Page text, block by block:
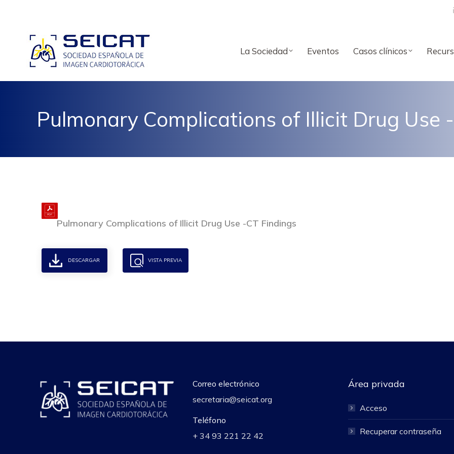
La Sociedad Eventos Casos clínicos
Pulmonary Complications of Illicit Drug Use
Pulmonary Complications of Illicit Drug Use -CT Findings
DESCARGAR VISTA PREVIA
Correo electrónico
secretaria@seicat.org
Teléfono
+ 34 93 221 22 42
Área privada
Acceso
Recuperar contraseña